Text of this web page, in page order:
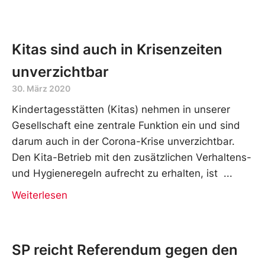
Kitas sind auch in Krisenzeiten
unverzichtbar
30. März 2020
Kindertagesstätten (Kitas) nehmen in unserer
Gesellschaft eine zentrale Funktion ein und sind
darum auch in der Corona-Krise unverzichtbar.
Den Kita-Betrieb mit den zusätzlichen Verhaltens-
und Hygieneregeln aufrecht zu erhalten, ist
Weiterlesen
SP reicht Referendum gegen den